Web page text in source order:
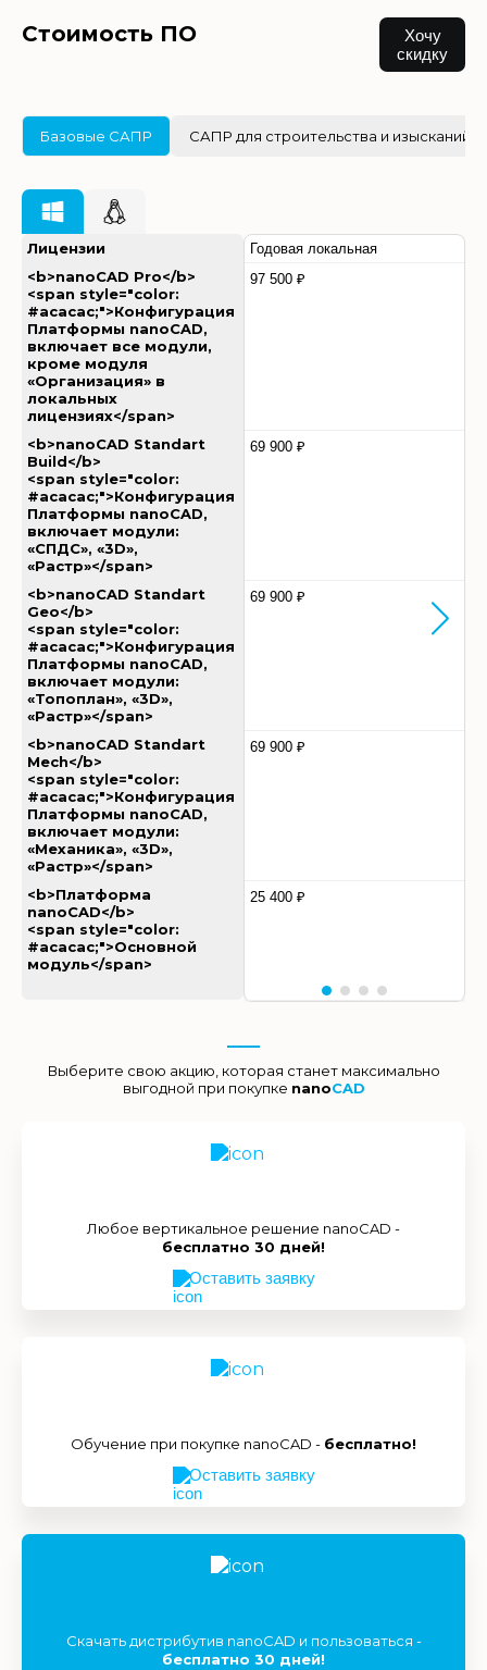
Стоимость ПО
Хочу
скидку
Базовые САПР САПР для строительства и изысканий
Лицензии
<b>nanoCAD Pro</b>
<span style="color:
#acacac;">Конфигурация
Платформы nanoCAD,
включает все модули,
кроме модуля
«Организация» в
локальных
лицензиях</span>
<b>nanoCAD Standart
Build</b>
<span style="color:
#acacac;">Конфигурация
Платформы nanoCAD,
включает модули:
«СПДС», «3D»,
«Растр»</span>
<b>nanoCAD Standart
Geo</b>
<span style="color:
#acacac;">Конфигурация
Платформы nanoCAD,
включает модули:
«Топоплан», «3D»,
«Растр»</span>
<b>nanoCAD Standart
Mech</b>
<span style="color:
#acacac;">Конфигурация
Платформы nanoCAD,
включает модули:
«Механика», «3D»,
«Растр»</span>
<b>Платформа
nanoCAD</b>
<span style="color:
#acacac;">Основной
модуль</span>
Годовая локальная
97 500 ₽
69 900 ₽
69 900 ₽
69 900 ₽
25 400 ₽
Выберите свою акцию, которая станет максимально
выгодной при покупке nanoCAD
Любое вертикальное решение nanoCAD -
бесплатно 30 дней!
Оставить заявку
Обучение при покупке nanoCAD - бесплатно!
Оставить заявку
Скачать дистрибутив nanoCAD и пользоваться -
бесплатно 30 дней!